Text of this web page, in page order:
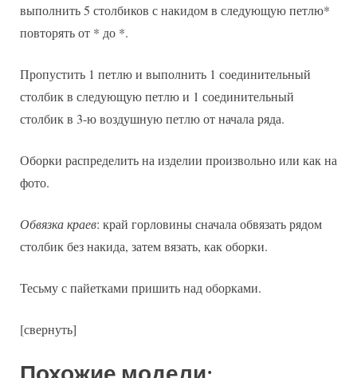
выполнить 5 столбиков с накидом в следующую петлю*
повторять от * до *.
Пропустить 1 петлю и выполнить 1 соединительный
столбик в следующую петлю и 1 соединительный
столбик в 3-ю воздушную петлю от начала ряда.
Оборки распределить на изделии произвольно или как на
фото.
Обвязка краев: край горловины сначала обвязать рядом
столбик без накида, затем вязать, как оборки.
Тесьму с пайетками пришить над оборками.
[свернуть]